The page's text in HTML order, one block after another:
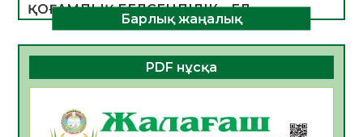
ҚОҒАМДЫҚ БЕЛСЕНДІЛІК – ЕЛ
ДАМУЫНЫҢ НЕГІЗІ
06.08.2026
23 0
ҚҰРЫЛТАЙ САЙЛАУЫ – БОЛАШАҚҚА
БАСТАР ЖАУАПТЫ ТАҢДАУ
06.08.2026
Барлық жаңалық
PDF нұсқа